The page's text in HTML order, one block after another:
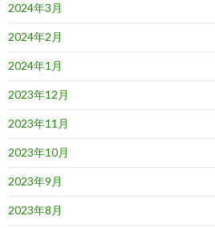
2024年3月
2024年2月
2024年1月
2023年12月
2023年11月
2023年10月
2023年9月
2023年8月